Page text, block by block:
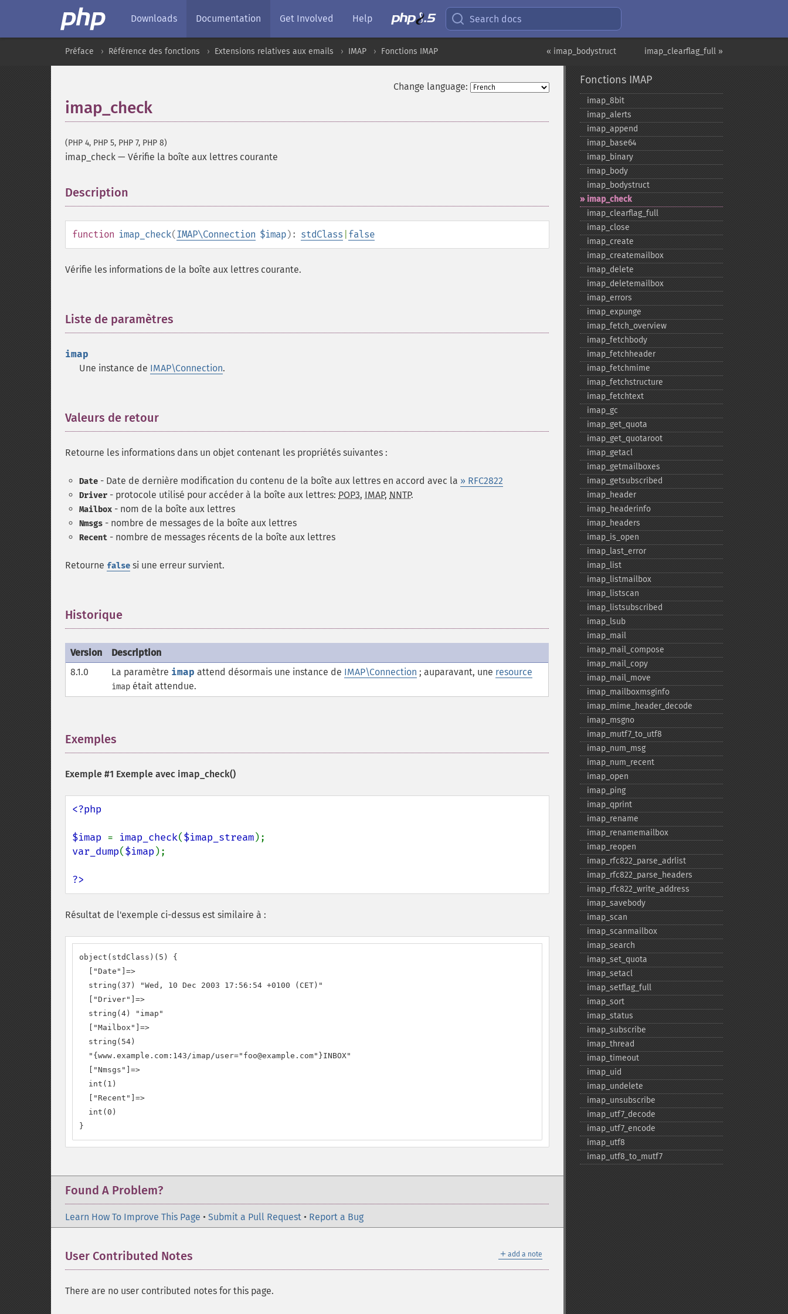
Downloads Documentation Get Involved Help Search docs
imap_clearflag_full »
« imap_bodystruct
Préface Référence des fonctions Extensions relatives aux emails IMAP Fonctions IMAP
Change language:
imap_check
(PHP 4, PHP 5, PHP 7, PHP 8)
imap_check — Vérifie la boîte aux lettres courante
Description
function imap_check(IMAP\Connection $imap): stdClass false
Vérifie les informations de la boîte aux lettres courante.
Liste de paramètres
imap
Une instance de IMAP\Connection.
Valeurs de retour
Retourne les informations dans un objet contenant les propriétés suivantes :
Date - Date de dernière modification du contenu de la boîte aux lettres en accord avec la » RFC2822
Driver - protocole utilisé pour accéder à la boîte aux lettres: POP3, IMAP, NNTP.
Mailbox - nom de la boîte aux lettres
Nmsgs - nombre de messages de la boîte aux lettres
Recent - nombre de messages récents de la boîte aux lettres
Retourne false si une erreur survient.
Historique
Version
Description
8.1.0
La paramètre imap attend désormais une instance de IMAP\Connection ; auparavant, une resource
imap était attendue.
Exemples
Exemple #1 Exemple avec imap_check()
<?php
$imap = imap_check($imap_stream
var_dump($imap );
?>
Résultat de l'exemple ci-dessus est similaire à :
object(stdClass)(5) {
  ["Date"]=>
  string(37) "Wed, 10 Dec 2003 17:56:54 +0100 (CET)"
  ["Driver"]=>
  string(4) "imap"
  ["Mailbox"]=>
  string(54)
  "{www.example.com:143/imap/user="foo@example.com"}INBOX"
  ["Nmsgs"]=>
  int(1)
  ["Recent"]=>
  int(0)
}
Found A Problem?
Learn How To Improve This Page • Submit a Pull Request • Report a Bug
＋ add a note
User Contributed Notes
There are no user contributed notes for this page.
Fonctions IMAP
imap_​8bit
imap_​alerts
imap_​append
imap_​base64
imap_​binary
imap_​body
imap_​bodystruct
imap_​check
imap_​clearflag_​full
imap_​close
imap_​create
imap_​createmailbox
imap_​delete
imap_​deletemailbox
imap_​errors
imap_​expunge
imap_​fetch_​overview
imap_​fetchbody
imap_​fetchheader
imap_​fetchmime
imap_​fetchstructure
imap_​fetchtext
imap_​gc
imap_​get_​quota
imap_​get_​quotaroot
imap_​getacl
imap_​getmailboxes
imap_​getsubscribed
imap_​header
imap_​headerinfo
imap_​headers
imap_​is_​open
imap_​last_​error
imap_​list
imap_​listmailbox
imap_​listscan
imap_​listsubscribed
imap_​lsub
imap_​mail
imap_​mail_​compose
imap_​mail_​copy
imap_​mail_​move
imap_​mailboxmsginfo
imap_​mime_​header_​decode
imap_​msgno
imap_​mutf7_​to_​utf8
imap_​num_​msg
imap_​num_​recent
imap_​open
imap_​ping
imap_​qprint
imap_​rename
imap_​renamemailbox
imap_​reopen
imap_​rfc822_​parse_​adrlist
imap_​rfc822_​parse_​headers
imap_​rfc822_​write_​address
imap_​savebody
imap_​scan
imap_​scanmailbox
imap_​search
imap_​set_​quota
imap_​setacl
imap_​setflag_​full
imap_​sort
imap_​status
imap_​subscribe
imap_​thread
imap_​timeout
imap_​uid
imap_​undelete
imap_​unsubscribe
imap_​utf7_​decode
imap_​utf7_​encode
imap_​utf8
imap_​utf8_​to_​mutf7